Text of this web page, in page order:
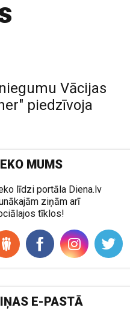
Vācijas
piedzīvoja
MUMS
līdzi portāla Diena.lv
ziņām arī
tīklos!
E-PASTĀ